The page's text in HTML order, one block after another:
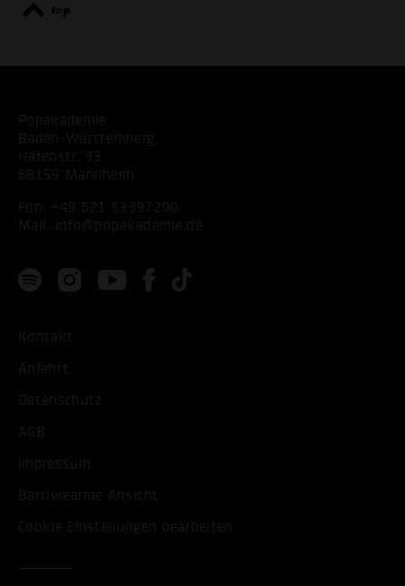
top
Popakademie
Baden-Württemberg
Hafenstr. 33
68159 Mannheim
Fon:
+49 621 53397200
Mail:
info@popakademie.de
Kontakt
Anfahrt
Datenschutz
AGB
Impressum
Barrierearme Ansicht
Cookie Einstellungen bearbeiten